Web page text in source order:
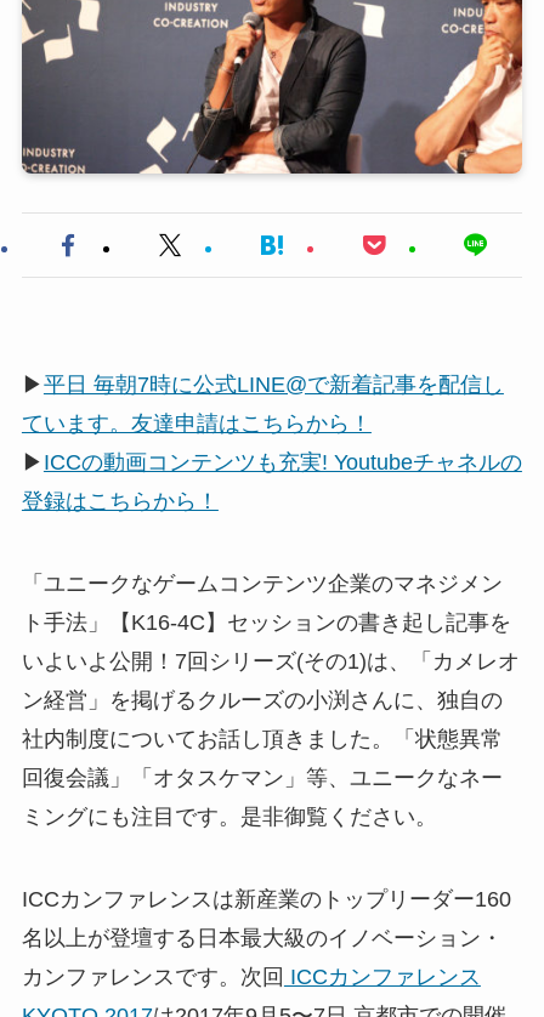
▶平日 毎朝7時に公式LINE@で新着記事を配信し
ています。友達申請はこちらから！
▶ ICCの動画コンテンツも充実! Youtubeチャネルの
登録はこちらから！
「ユニークなゲームコンテンツ企業のマネジメン
ト手法」【K16-4C】セッションの書き起し記事を
いよいよ公開！7回シリーズ(その1)は、「カメレオ
ン経営」を掲げるクルーズの小渕さんに、独自の
社内制度についてお話し頂きました。「状態異常
回復会議」「オタスケマン」等、ユニークなネー
ミングにも注目です。是非御覧ください。
ICCカンファレンスは新産業のトップリーダー160
名以上が登壇する日本最大級のイノベーション・
カンファレンスです。次回 ICCカンファレンス